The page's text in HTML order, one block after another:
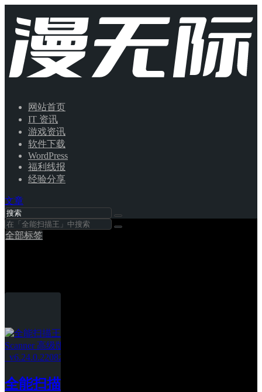
网站首页
IT 资讯
游戏资讯
软件下载
WordPress
福利线报
经验分享
文章
全部标签
全能扫描